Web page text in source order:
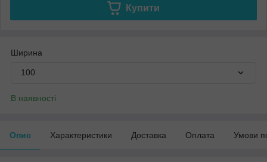
Купити
Ширина
100
В наявності
Опис Характеристики Доставка Оплата Умови